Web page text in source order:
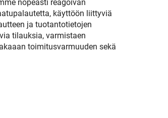
nopeasti reagoivan
käyttöön liittyviä
ja tuotantotietojen
tilauksia, varmistaen
toimitusvarmuuden sekä